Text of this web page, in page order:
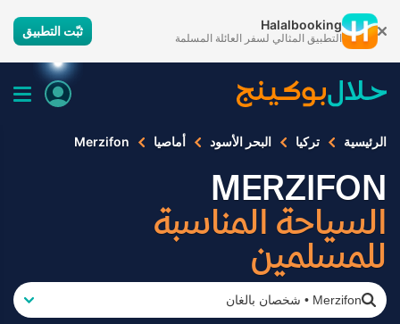
Halalbooking
التطبيق المثالي لسفر العائلة المسلمة ثبّت التطبيق
الرئيسية تركيا البحر الأسود أماصيا Merzifon
MERZIFON
السياحة المناسبة
للمسلمين
Merzifon
• شخصان بالغان